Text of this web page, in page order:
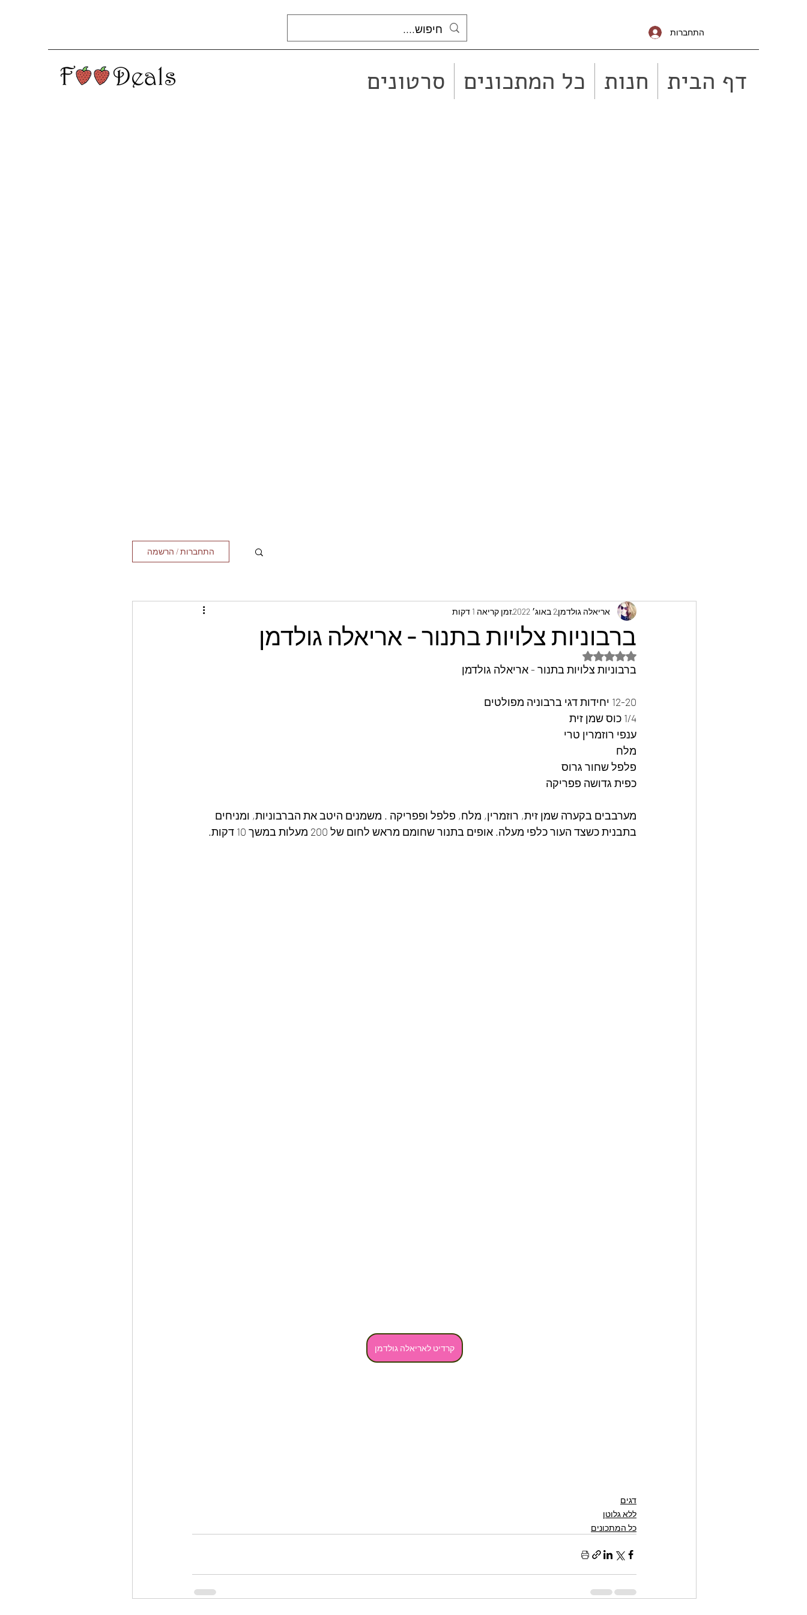
התחברות
דף הבית חנות כל המתכונים סרטונים
התחברות / הרשמה
ברבוניות צלויות בתנור - אריאלה גולדמן
אריאלה גולדמן2 באוג׳ 2022 זמן קריאה 1 דקות
דירוג של NaN מתוך 5 כוכבים
ברבוניות צלויות בתנור - אריאלה גולדמן
12-20 יחידות דגי ברבוניה מפולטים
1/4 כוס שמן זית
ענפי רוזמרין טרי
מלח
פלפל שחור גרוס
כפית גדושה פפריקה
מערבבים בקערה שמן זית, רוזמרין, מלח, פלפל ופפריקה . משמנים היטב את הברבוניות, ומניחים
בתבנית כשצד העור כלפי מעלה. אופים בתנור שחומם מראש לחום של 200 מעלות במשך 10 דקות.
קרדיט לאריאלה גולדמן
דגים
ללא גלוטן
כל המתכונים